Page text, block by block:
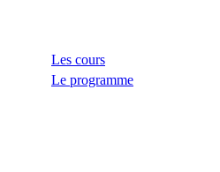
Les cours
Le programme